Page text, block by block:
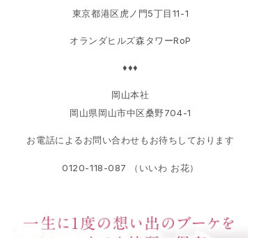
東京都港区虎ノ門5丁目11-1
オランダヒルズ森タワーRoP
♦♦♦
岡山本社
岡山県岡山市中区桑野704-1
お電話によるお問い合わせもお待ちしております
0120-118-087 （いいわ お花）